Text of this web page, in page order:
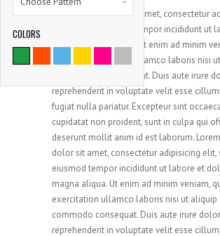
9786
SATISFIED
Lorem ipsum dolor sit amet, consectetur
elit, sed do eiusmod tempor incididunt ut
dolore magna aliqua. Ut enim ad minim
nostrud exercitation ullamco laboris nisi
ea commodo consequat. Duis aute irure
reprehenderit in voluptate velit esse
fugiat nulla pariatur. Excepteur sint
cupidatat non proident, sunt in culpa qui
deserunt mollit anim id est laborum.
dolor sit amet, consectetur adipisicing elit,
eiusmod tempor incididunt ut labore et
magna aliqua. Ut enim ad minim veniam,
exercitation ullamco laboris nisi ut aliquip
commodo consequat. Duis aute irure
reprehenderit in voluptate velit esse
COLORS